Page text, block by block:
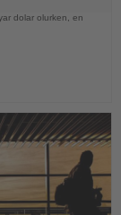
dolar olurken, en